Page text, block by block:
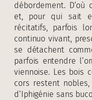
débordement.
et, pour qui sait
récitatifs, parfois
continuo vivant,
se détachent
parfois entendre
viennoise. Les bois
cors restent
d’Iphigénie sans